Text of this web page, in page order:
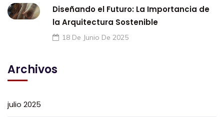
Diseñando el Futuro: La Importancia de
la Arquitectura Sostenible
18 De Junio De 2025
Archivos
julio 2025